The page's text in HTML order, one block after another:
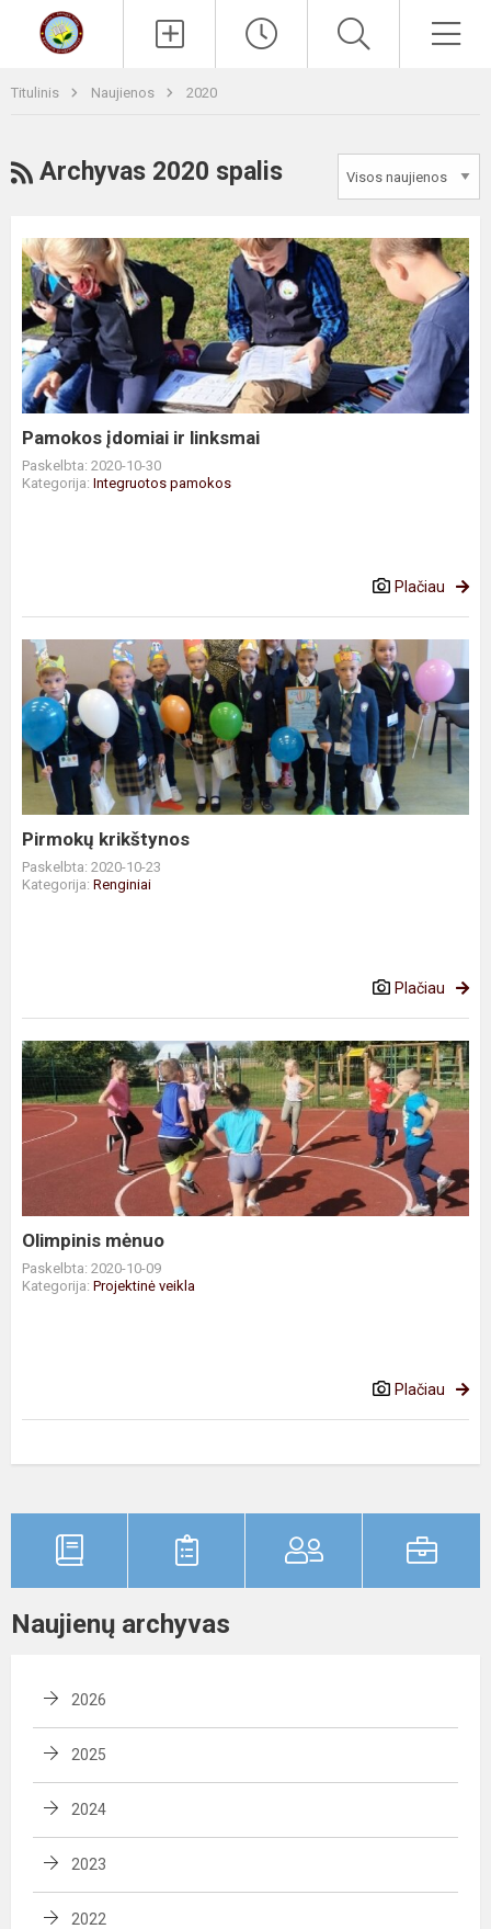
Titulinis Naujienos 2020
RSS
Archyvas 2020 spalis
Pamokos
įdomiai
ir
linksmai
Pamokos įdomiai ir linksmai
Paskelbta: 2020-10-30
Kategorija: Integruotos pamokos
Plačiau
Pirmokų
krikštynos
Pirmokų krikštynos
Paskelbta: 2020-10-23
Kategorija: Renginiai
Plačiau
Olimpinis
mėnuo
Olimpinis mėnuo
Paskelbta: 2020-10-09
Kategorija: Projektinė veikla
Plačiau
Naujienų archyvas
2026
2025
2024
2023
2022